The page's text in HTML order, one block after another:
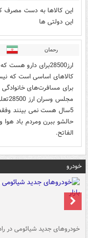
این کالاها به دست مصرف
این دولتی ها
رحمان
ارز28500برای
کالاهای اساسی است که
برای مسافرت‌های خانوادگی
5سال هست نمی بینند
الفاتح.
خودرو
خودروهای جدید شیائومی در راه